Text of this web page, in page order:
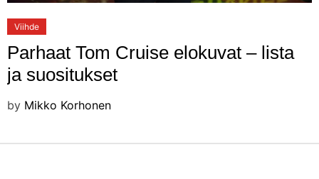
Viihde
Parhaat Tom Cruise elokuvat – lista
ja suositukset
by Mikko Korhonen